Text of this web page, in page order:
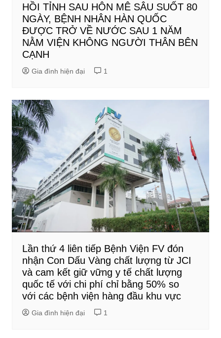
HỒI TỈNH SAU HÔN MÊ SÂU SUỐT 80
NGÀY, BỆNH NHÂN HÀN QUỐC
ĐƯỢC TRỞ VỀ NƯỚC SAU 1 NĂM
NẰM VIỆN KHÔNG NGƯỜI THÂN BÊN
CẠNH
Gia đình hiện đại 1
Lần thứ 4 liên tiếp Bệnh Viện FV đón
nhận Con Dấu Vàng chất lượng từ JCI
và cam kết giữ vững y tế chất lượng
quốc tế với chi phí chỉ bằng 50% so
với các bệnh viện hàng đầu khu vực
Gia đình hiện đại 1